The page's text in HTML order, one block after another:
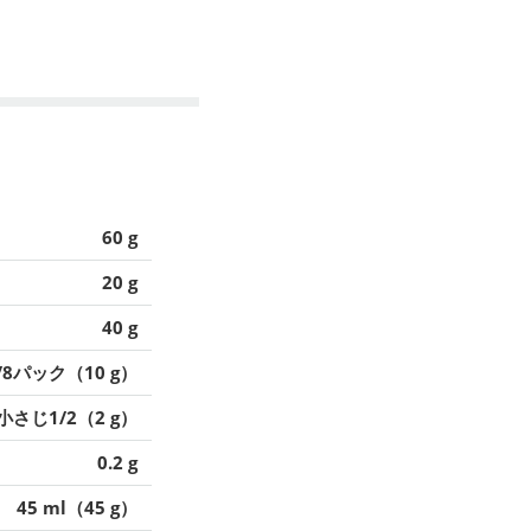
60 g
20 g
40 g
パック（10 g）
さじ1/2（2 g）
0.2 g
45 ml（45 g）